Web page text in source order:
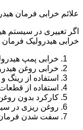
علائم خرابی فرمان
اگر تغییری در سیستم
خرابی هیدرولیک فرمان
خرابی پمپ
خرابی روغن
استفاده از رینگ
استفاده از
کارکرد بدون
روغن ریزی در
سفت شدن